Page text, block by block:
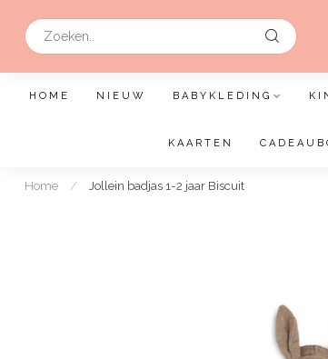
HOME NIEUW BABYKLEDING
KAARTEN
Home / Jollein badjas 1-2 jaar Biscuit